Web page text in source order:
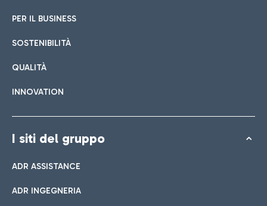
PER IL BUSINESS
SOSTENIBILITÀ
QUALITÀ
INNOVATION
I siti del gruppo
ADR ASSISTANCE
ADR INGEGNERIA